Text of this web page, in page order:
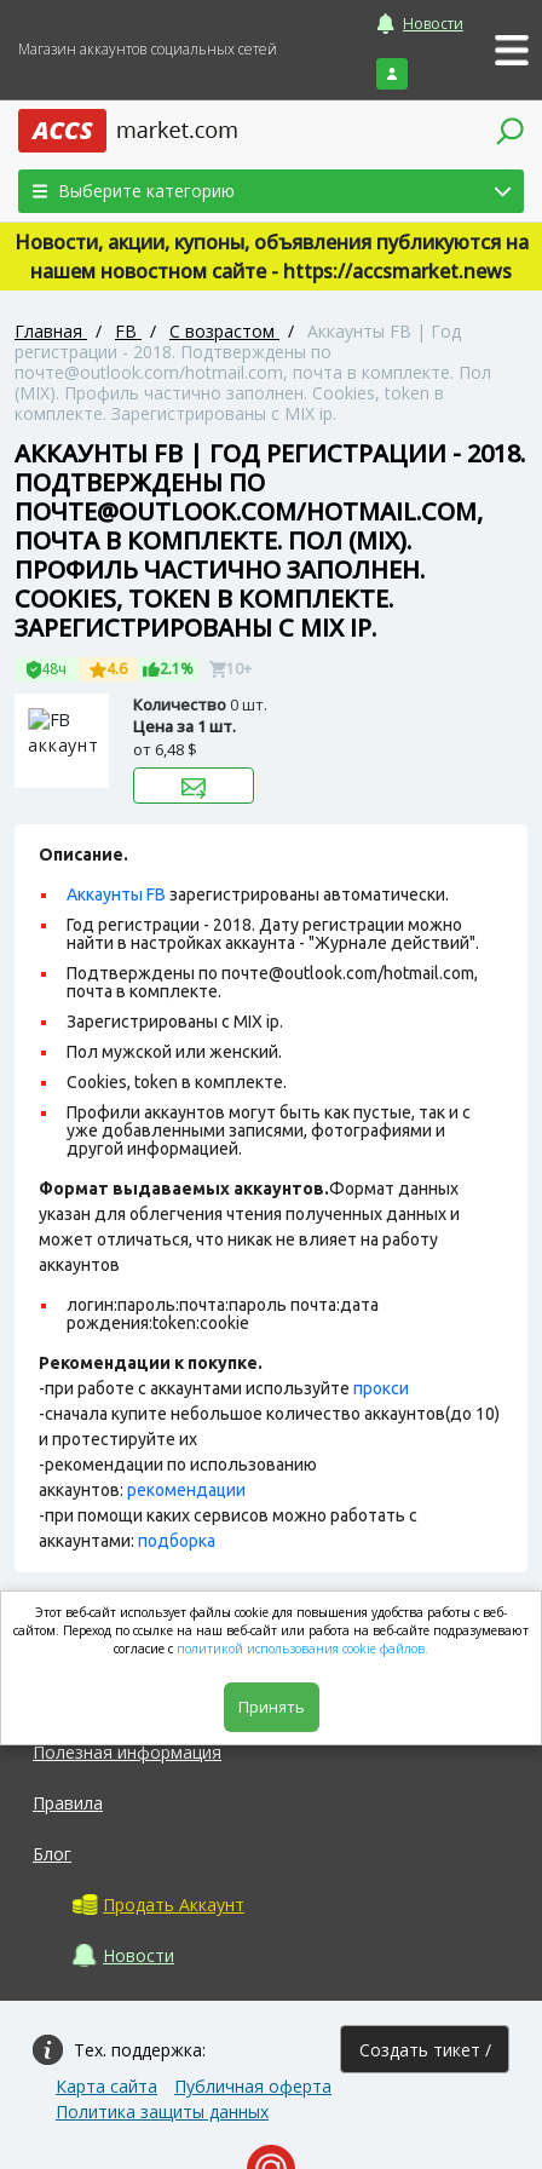
Магазин аккаунтов социальных сетей
Новости
Войти
Выберите категорию
Новости, акции, купоны, объявления публикуются на
нашем новостном сайте - https://accsmarket.news
Главная / FB / С возрастом / Аккаунты FB | Год
регистрации - 2018. Подтверждены по
почте@outlook.com/hotmail.com, почта в комплекте. Пол
(MIX). Профиль частично заполнен. Cookies, token в
комплекте. Зарегистрированы с MIX ip.
АККАУНТЫ FB | ГОД РЕГИСТРАЦИИ - 2018.
ПОДТВЕРЖДЕНЫ ПО
ПОЧТЕ@OUTLOOK.COM/HOTMAIL.COM,
ПОЧТА В КОМПЛЕКТЕ. ПОЛ (MIX).
ПРОФИЛЬ ЧАСТИЧНО ЗАПОЛНЕН.
COOKIES, TOKEN В КОМПЛЕКТЕ.
ЗАРЕГИСТРИРОВАНЫ С MIX IP.
48ч 4.6 2.1% 10+
Количество0 шт.
Цена за 1 шт.
от 6,48 $
Описание.
Аккаунты FB зарегистрированы автоматически.
Год регистрации - 2018. Дату регистрации можно
найти в настройках аккаунта - "Журнале действий".
Подтверждены по почте@outlook.com/hotmail.com,
почта в комплекте.
Зарегистрированы с MIX ip.
Пол мужской или женский.
Cookies, token в комплекте.
Профили аккаунтов могут быть как пустые, так и с
уже добавленными записями, фотографиями и
другой информацией.
Формат выдаваемых аккаунтов.Формат данных
указан для облегчения чтения полученных данных и
может отличаться, что никак не влияет на работу
аккаунтов
логин:пароль:почта:пароль почта:дата
рождения:token:cookie
Рекомендации к покупке.
-при работе с аккаунтами используйте прокси
-сначала купите небольшое количество аккаунтов(до 10)
и протестируйте их
-рекомендации по использованию
аккаунтов: рекомендации
-при помощи каких сервисов можно работать с
аккаунтами: подборка
market.com
Полезная информация
Правила
Блог
Продать Аккаунт
Новости
Тех. поддержка: Создать тикет /
Карта сайта
Публичная оферта
Политика защиты данных
Этот веб-сайт использует файлы cookie для повышения удобства работы с веб-
сайтом. Переход по ссылке на наш веб-сайт или работа на веб-сайте подразумевают
согласие с политикой использования cookie файлов.
Принять